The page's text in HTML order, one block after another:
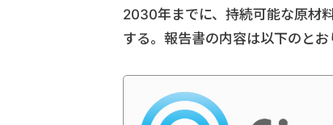
2030年までに、持続可能な原材
する。報告書の内容は以下のとお